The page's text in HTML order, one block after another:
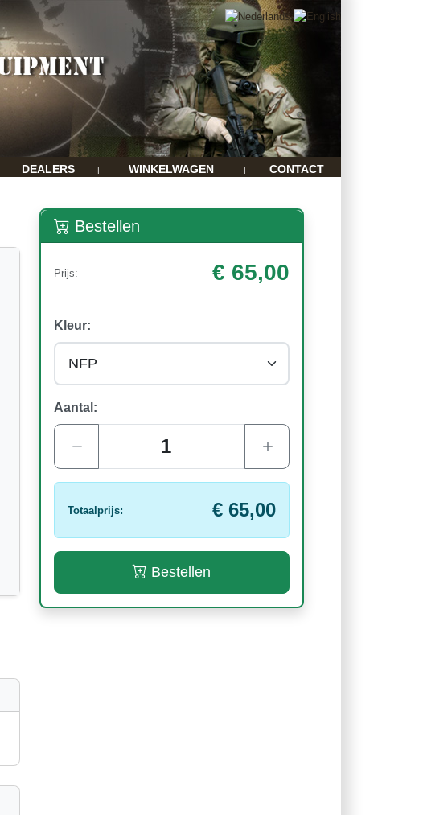
DEALERS | WINKELWAGEN | CONTACT
Bestellen
Prijs: € 65,00
Kleur:
Aantal:
Totaalprijs: € 65,00
Bestellen